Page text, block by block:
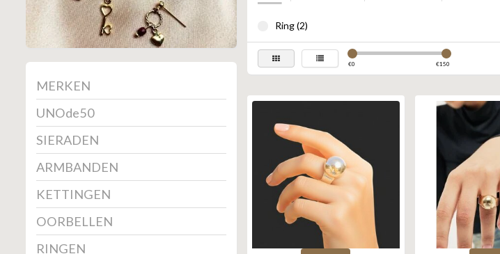
MERKEN
UNOde50
SIERADEN
ARMBANDEN
KETTINGEN
OORBELLEN
RINGEN
Ring (2)
€0 €150